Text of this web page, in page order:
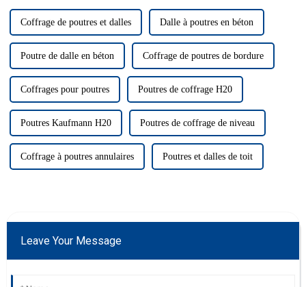
connu pour sa durabilité et sa
résistance.
contreplaqué et des panneaux
de contreplaqué.
Coffrage de poutres et dalles Dalle à poutres en béton
Poutre de dalle en béton Coffrage de poutres de bordure
Coffrages pour poutres Poutres de coffrage H20
Poutres Kaufmann H20 Poutres de coffrage de niveau
Coffrage à poutres annulaires Poutres et dalles de toit
Leave Your Message